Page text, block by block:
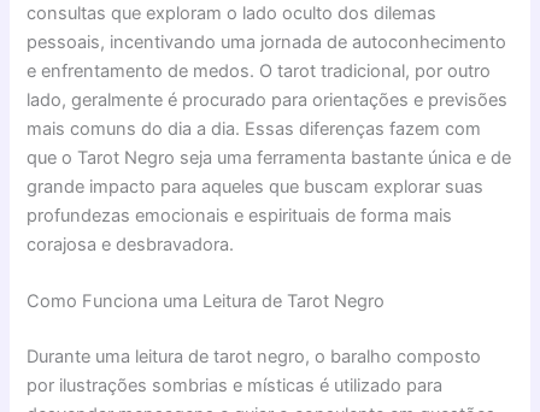
consultas que exploram o lado oculto dos dilemas
pessoais, incentivando uma jornada de autoconhecimento
e enfrentamento de medos. O tarot tradicional, por outro
lado, geralmente é procurado para orientações e previsões
mais comuns do dia a dia. Essas diferenças fazem com
que o Tarot Negro seja uma ferramenta bastante única e de
grande impacto para aqueles que buscam explorar suas
profundezas emocionais e espirituais de forma mais
corajosa e desbravadora.
Como Funciona uma Leitura de Tarot Negro
Durante uma leitura de tarot negro, o baralho composto
por ilustrações sombrias e místicas é utilizado para